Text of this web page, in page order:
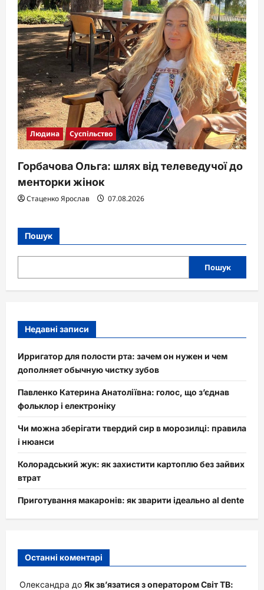
Людина Суспільство
Горбачова Ольга: шлях від телеведучої до
менторки жінок
Стаценко Ярослав 07.08.2026
Пошук
Пошук
Недавні записи
Ирригатор для полости рта: зачем он нужен и чем
дополняет обычную чистку зубов
Павленко Катерина Анатоліївна: голос, що з’єднав
фольклор і електроніку
Чи можна зберігати твердий сир в морозилці: правила
і нюанси
Колорадський жук: як захистити картоплю без зайвих
втрат
Приготування макаронів: як зварити ідеально al dente
Останні коментарі
Олександра до Як зв’язатися з оператором Світ ТВ: